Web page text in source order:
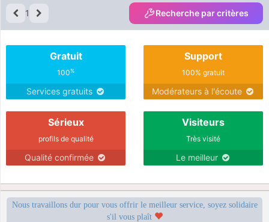
1 Recherche par critères
Gratuit
100%
Services gratuits
Support
100% gratuit
Modérateurs à l'écoute
Sérieux
profils de qualité
Qualité confirmée
Visiteurs
Très visité
Le meilleur
Nous travaillons dur pour vous offrir le meilleur service, soyez solidaire
s'il vous plaît